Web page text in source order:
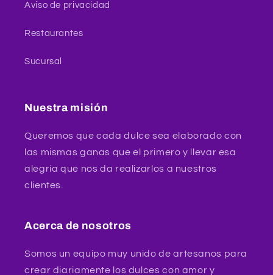
Aviso de privacidad
Restaurantes
Sucursal
Nuestra misión
Queremos que cada dulce sea elaborado con
las mismas ganas que el primero y llevar esa
alegría que nos da realizarlos a nuestros
clientes.
Acerca de nosotros
Somos un equipo muy unido de artesanos para
crear diariamente los dulces con amor y